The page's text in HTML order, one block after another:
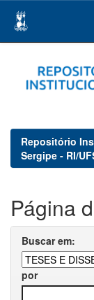
navigation
Repositório
Sergipe - RI/
Página
Buscar em:
por